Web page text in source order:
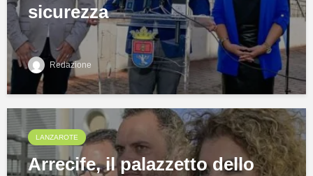
sicurezza
Redazione
LANZAROTE
Arrecife, il palazzetto dello